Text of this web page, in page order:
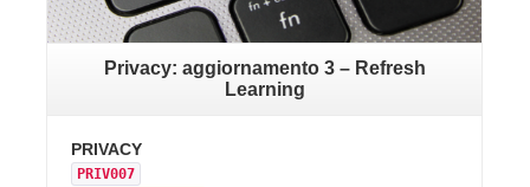
Privacy: aggiornamento 3 – Refresh
Learning
PRIVACY
PRIV007